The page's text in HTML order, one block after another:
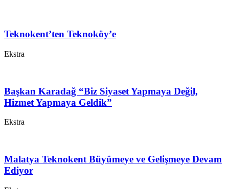
Teknokent’ten Teknoköy’e
Ekstra
Başkan Karadağ “Biz Siyaset Yapmaya Değil,
Hizmet Yapmaya Geldik”
Ekstra
Malatya Teknokent Büyümeye ve Gelişmeye Devam
Ediyor